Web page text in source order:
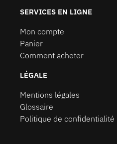
SERVICES EN LIGNE
Mon compte
Panier
Comment acheter
LÉGALE
Mentions légales
Glossaire
Politique de confidentialité